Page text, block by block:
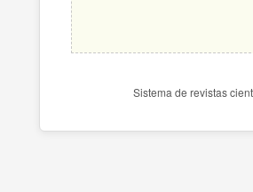
Sistema de revistas